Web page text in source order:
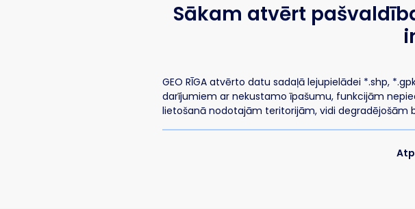
Sākam atvērt
GEO RĪGA atvērto datu sadaļā lejupielādei *.shp,
darījumiem ar nekustamo īpašumu, funkcijām
lietošanā nodotajām teritorijām, vidi degradējošām